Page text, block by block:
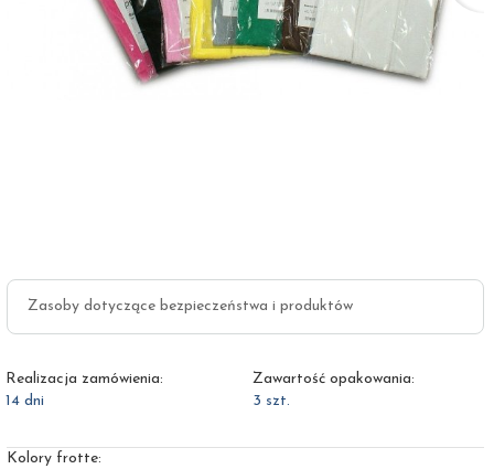
Zasoby dotyczące bezpieczeństwa i produktów
Realizacja zamówienia:
14 dni
Zawartość opakowania:
3 szt.
Kolory frotte: